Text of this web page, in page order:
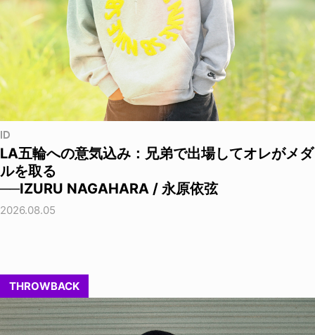
ID
LA五輪への意気込み：兄弟で出場してオレがメダ
ルを取る
──IZURU NAGAHARA / 永原依弦
2026.08.05
THROWBACK